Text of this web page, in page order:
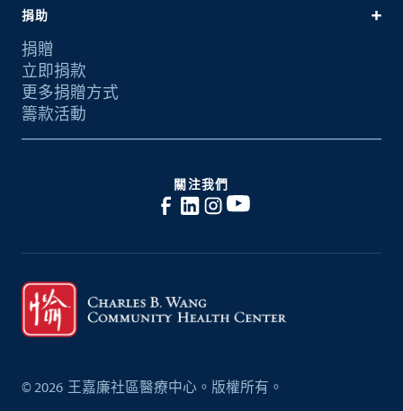
捐助
捐贈
立即捐款
更多捐贈方式
籌款活動
關注我們
© 2026 王嘉廉社區醫療中心。版權所有。